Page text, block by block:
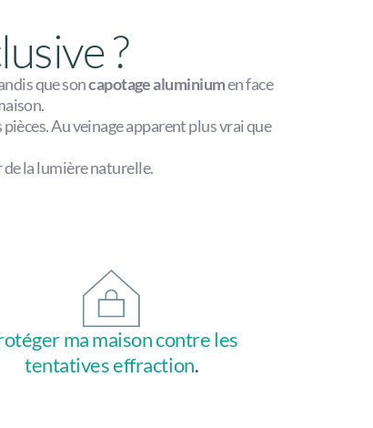
?
que soncapotage aluminiumen face
Au veinage apparent plus vrai que
la lumière naturelle.
ma maison contre les
tentatives effraction.